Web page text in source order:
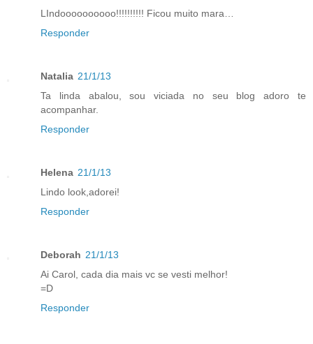
LIndoooooooooo!!!!!!!!!! Ficou muito mara…
Responder
Natalia 21/1/13
Ta linda abalou, sou viciada no seu blog adoro te
acompanhar.
Responder
Helena 21/1/13
Lindo look,adorei!
Responder
Deborah 21/1/13
Ai Carol, cada dia mais vc se vesti melhor!
=D
Responder